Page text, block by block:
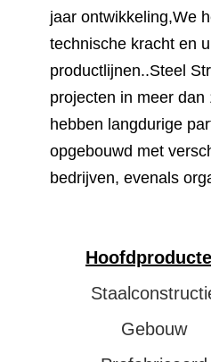
jaar ontwikkeling,We
technische kracht en
productlijnen..Steel
projecten in meer
hebben langdurige
opgebouwd met
bedrijven, evenals
Gebouw